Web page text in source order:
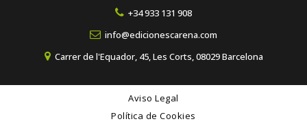
+34 933 131 908
info@edicionescarena.com
Carrer de l'Equador, 45, Les Corts, 08029 Barcelona
Aviso Legal
Política de Cookies